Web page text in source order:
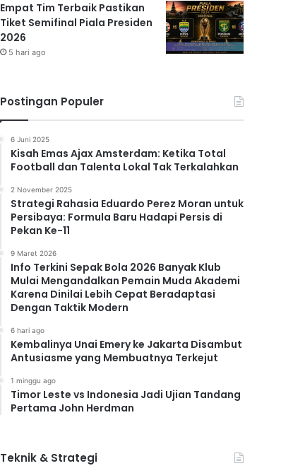
Empat Tim Terbaik Pastikan
Tiket Semifinal Piala Presiden
2026
5 hari ago
Postingan Populer
6 Juni 2025
Kisah Emas Ajax Amsterdam: Ketika Total
Football dan Talenta Lokal Tak Terkalahkan
2 November 2025
Strategi Rahasia Eduardo Perez Moran untuk
Persibaya: Formula Baru Hadapi Persis di
Pekan Ke-11
9 Maret 2026
Info Terkini Sepak Bola 2026 Banyak Klub
Mulai Mengandalkan Pemain Muda Akademi
Karena Dinilai Lebih Cepat Beradaptasi
Dengan Taktik Modern
6 hari ago
Kembalinya Unai Emery ke Jakarta Disambut
Antusiasme yang Membuatnya Terkejut
1 minggu ago
Timor Leste vs Indonesia Jadi Ujian Tandang
Pertama John Herdman
Teknik & Strategi